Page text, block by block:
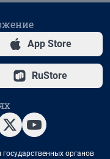
App Store
RuStore
органов